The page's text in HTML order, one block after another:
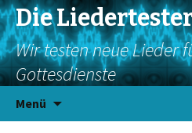
Die
Wir testen neue Lieder
Gottesdienste
Menü